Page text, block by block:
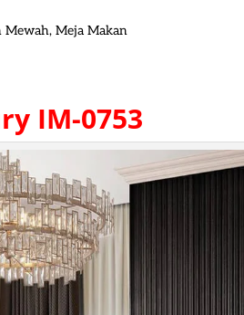
Mewah, Meja Makan
IM-0753